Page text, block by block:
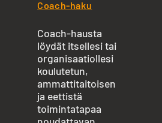
Coach-haku
Coach-hausta
löydät itsellesi tai
organisaatiollesi
koulutetun,
ammattitaitoisen
ja eettistä
toimintatapaa